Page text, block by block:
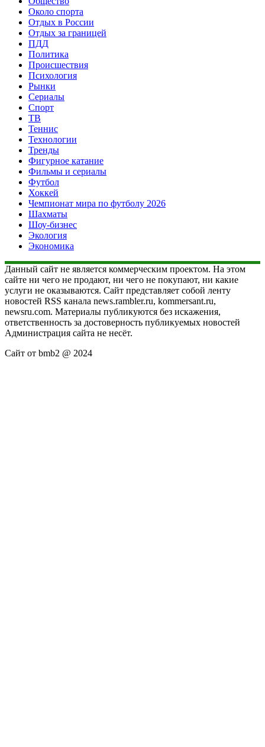
Около спорта
Отдых в России
Отдых за границей
ПДД
Политика
Происшествия
Психология
Рынки
Сериалы
Спорт
ТВ
Теннис
Технологии
Тренды
Фигурное катание
Фильмы и сериалы
Футбол
Хоккей
Чемпионат мира по футболу 2026
Шахматы
Шоу-бизнес
Экология
Экономика
Данный сайт не является коммерческим проектом. На этом
сайте ни чего не продают, ни чего не покупают, ни какие
услуги не оказываются. Сайт представляет собой ленту
новостей RSS канала news.rambler.ru, kommersant.ru,
newsru.com. Материалы публикуются без искажения,
ответственность за достоверность публикуемых новостей
Администрация сайта не несёт.
Сайт от bmb2 @ 2024